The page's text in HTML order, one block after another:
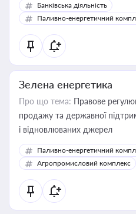
Банківська діяльність
Паливно-енергетичний
Зелена енергетика
Про що тема: Правове
продажу та державної
і відновлюваних джерел
Паливно-енергетичний
Агропромисловий комплекс